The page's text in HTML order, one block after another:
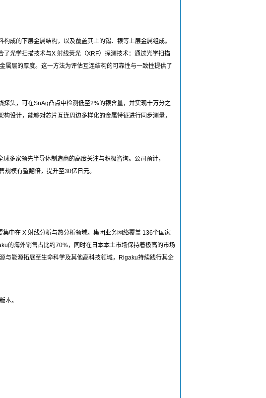
成的下层金属结构，以及覆盖其上的锡、银等上层金属组成。
光学扫描技术与X 射线荧光（XRF）探测技术：通过光学扫描
层的厚度。这一方法为评估互连结构的可靠性与一致性提供了
头，可在SnAg凸点中检测低至2%的银含量，并实现十万分之
设计，能够对芯片互连周边多样化的金属特征进行同步测量，
多家领先半导体制造商的高度关注与积极咨询。公司预计，
模有望翻倍，提升至30亿日元。
中在 X 射线分析与热分析领域。集团业务网络覆盖 136个国家
的海外销售占比约70%，同时在日本本土市场保持着极高的市场
与能源拓展至生命科学及其他高科技领域，Rigaku持续践行其企
本。